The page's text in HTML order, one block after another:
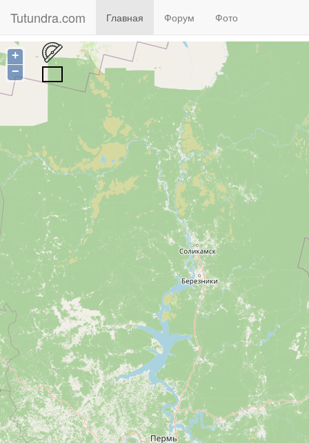
Tutundra.com Главная (current)Форум Фото
+
−